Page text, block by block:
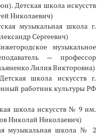
Детская школа искусств
Николаевич)
музыкальная школа г.
Сергеевич)
музыкальное
— профессор
Лилия Викторовна)
школа искусств г.
работник культуры РФ
школа искусств № 9 им.
Николай Николаевич)
музыкальная школа № 2